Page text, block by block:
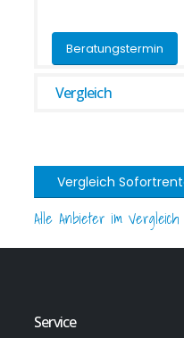
Beratungstermin
Vergleich
Vergleich
Alle Anbieter im Vergleich
Service